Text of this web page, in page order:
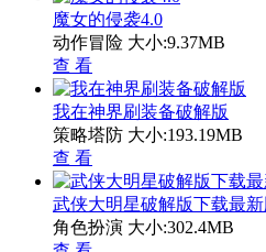
魔女的侵袭4.0
动作冒险 大小:9.37MB
查 看
我在神界刷装备破解版
策略塔防 大小:193.19MB
查 看
武侠大明星破解版下载最新
角色扮演 大小:302.4MB